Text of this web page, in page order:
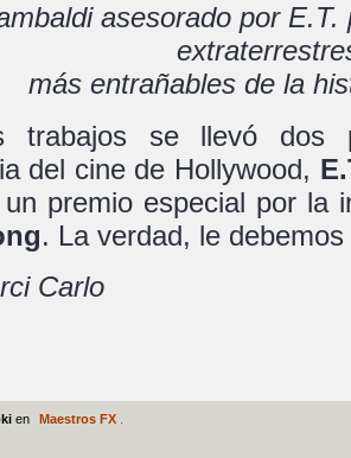
asesorado por
más entrañables de la
trabajos se llevó dos
del cine de Hollywood,
premio especial por la
. La verdad, le
Carlo
en Maestros FX.